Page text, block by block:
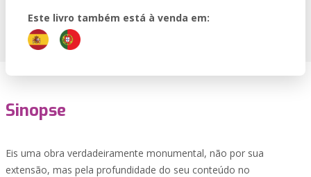
Este livro também está à venda em:
Sinopse
Eis uma obra verdadeiramente monumental, não por sua
extensão, mas pela profundidade do seu conteúdo no